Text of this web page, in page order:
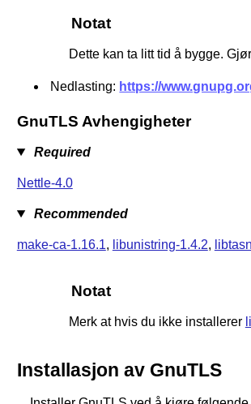
Notat
Dette kan ta litt tid å bygge.
Nedlasting: https://
GnuTLS Avhengigheter
Required
Nettle-4.0
Recommended
make-ca-1.16.1, libunistring-1.4.2,
Notat
Merk at hvis du ikke installerer
Installasjon av GnuTLS